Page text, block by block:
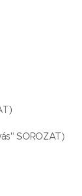
SOROZAT)